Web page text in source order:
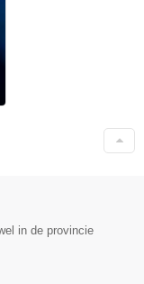
in de provincie